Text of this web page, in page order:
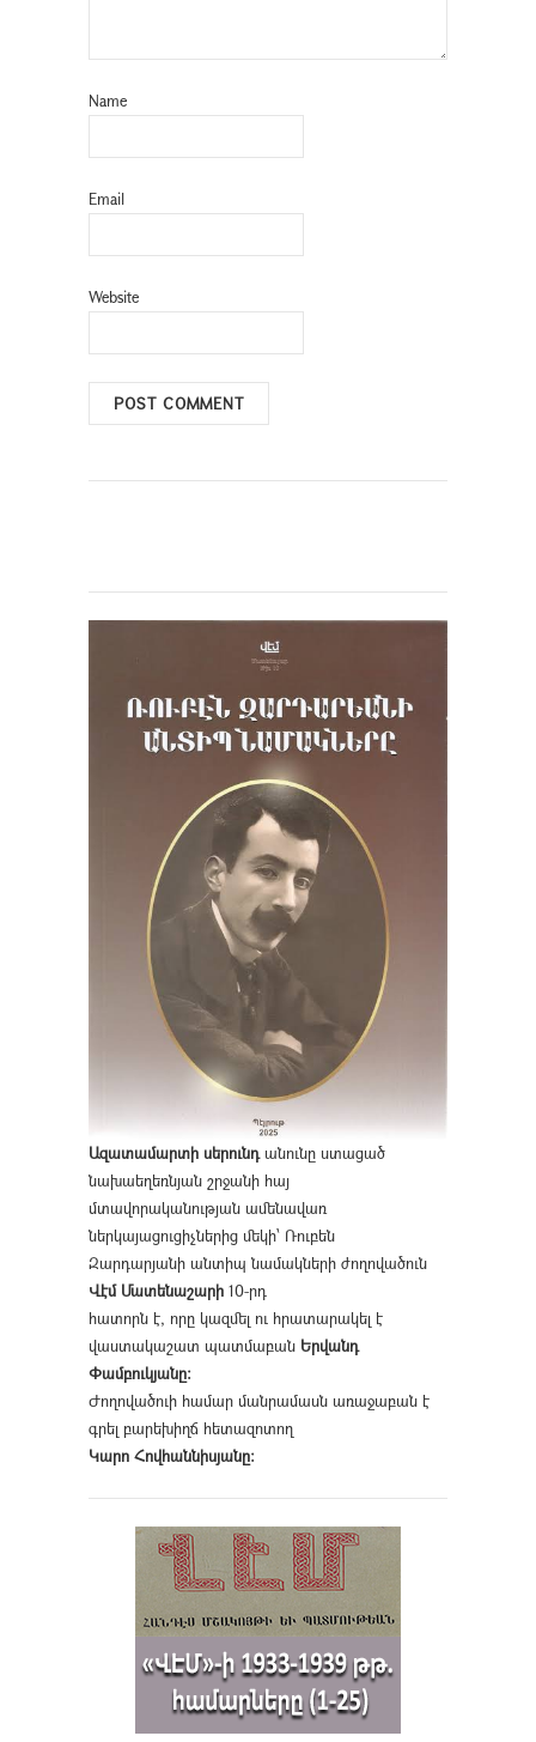
Name
Email
Website
Ազատամարտի սերունդանունը ստացած
նախաեղեռնյան շրջանի հայ
մտավորականության ամենավառ
ներկայացուցիչներից մեկի՝ Ռուբեն
Զարդարյանի անտիպ նամակների ժողովածուն
Վէմ Մատենաշարի 10-րդ
հատորն է, որը կազմել ու հրատարակել է
վաստակաշատ պատմաբան Երվանդ
Փամբուկյանը։
Ժողովածուի համար մանրամասն առաջաբան է
գրել բարեխիղճ հետազոտող
Կարո Հովհաննիսյանը։